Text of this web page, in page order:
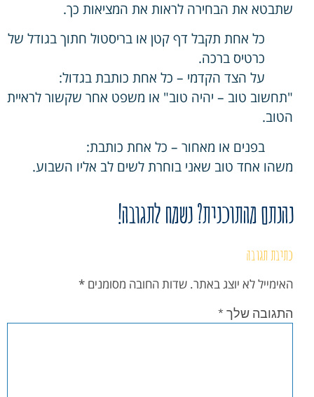
שתבטא את הבחירה לראות את המציאות כך.
כל אחת תקבל דף קטן או בריסטול חתוך בגודל של
כרטיס ברכה.
על הצד הקדמי – כל אחת כותבת בגדול:
"תחשוב טוב – יהיה טוב" או משפט אחר שקשור לראיית
הטוב.
בפנים או מאחור – כל אחת כותבת:
משהו אחד טוב שאני בוחרת לשים לב אליו השבוע.
נהנתם מהתוכנית? נשמח לתגובה!
כתיבת תגובה
האימייל לא יוצג באתר. שדות החובה מסומנים *
התגובה שלך *